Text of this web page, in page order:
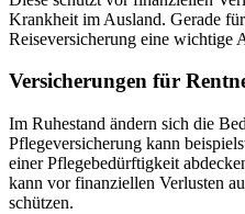
Krankheit im Ausland. Gerade
Reiseversicherung eine wichtige
Versicherungen für
Im Ruhestand ändern sich die
Pflegeversicherung kann
einer Pflegebedürftigkeit
kann vor finanziellen Verlusten
schützen.